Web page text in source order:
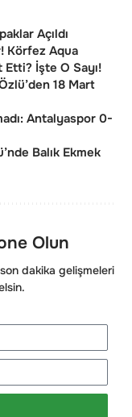
Açıldı
Körfez Aqua
Etti? İşte O Sayı!
18 Mart
Antalyaspor 0-
Balık Ekmek
Olun
dakika gelişmeleri